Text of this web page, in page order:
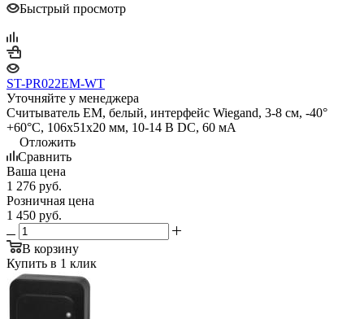
Быстрый просмотр
ST-PR022EM-WT
Уточняйте у менеджера
Считыватель EM, белый, интерфейс Wiegand, 3-8 см, -40°
+60°С, 106x51x20 мм, 10-14 В DC, 60 мA
Отложить
Сравнить
Ваша цена
1 276 руб.
Розничная цена
1 450 руб.
В корзину
Купить в 1 клик